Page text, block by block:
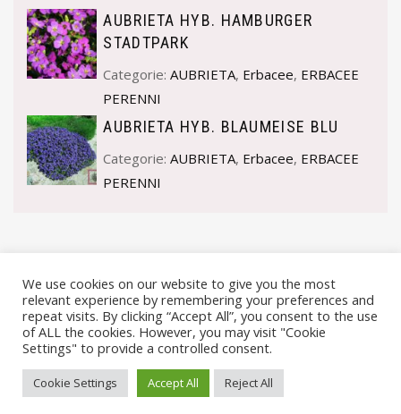
AUBRIETA HYB. HAMBURGER
STADTPARK
Categorie:AUBRIETA, Erbacee, ERBACEE
PERENNI
AUBRIETA HYB. BLAUMEISE BLU
Categorie:AUBRIETA, Erbacee, ERBACEE
PERENNI
© VIVAI MARCHE BY ANDREA GOSTOLI P.IVA 02074150414 |
PRIVACY POLICY
We use cookies on our website to give you the most
relevant experience by remembering your preferences and
repeat visits. By clicking “Accept All”, you consent to the use
of ALL the cookies. However, you may visit "Cookie
Settings" to provide a controlled consent.
Cookie Settings Accept All Reject All